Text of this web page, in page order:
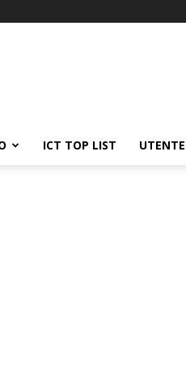
ICT TOP LIST UTENTE